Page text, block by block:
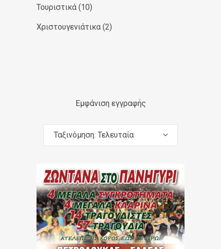
Τουριστικά (10)
Χριστουγενιάτικα (2)
Εμφάνιση εγγραφής
Ταξινόμηση: Τελευταία